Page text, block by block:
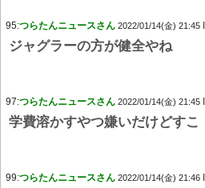
95:つらたんニュースさん 2022/01/14(金) 21:45
ジャグラーの方が健全やね
97:つらたんニュースさん 2022/01/14(金) 21:45
学費溶かすやつ嫌いだけどすこ
99:つらたんニュースさん 2022/01/14(金) 21:46